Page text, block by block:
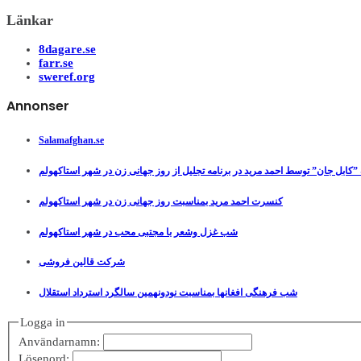
Länkar
8dagare.se
farr.se
sweref.org
Annonser
Salamafghan.se
”کابل جان” توسط احمد مرید در برنامه تجلیل از روز جهانی زن در شهر استاکهولم
کنسرت احمد مرید بمناسبت روز جهانی زن در شهر استاکهولم
شب غزل وشعر با مجتبی محب در شهر استاکهولم
شرکت قالین فروشی
شب فرهنگی افغانها بمناسبت نودونهمین سالگرد استرداد استقلال
Logga in
Användarnamn: